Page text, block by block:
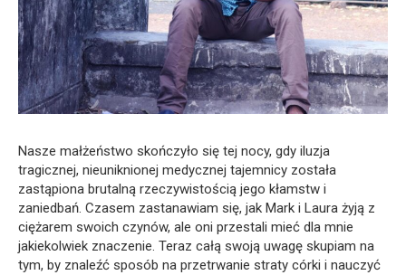
Nasze małżeństwo skończyło się tej nocy, gdy iluzja
tragicznej, nieuniknionej medycznej tajemnicy została
zastąpiona brutalną rzeczywistością jego kłamstw i
zaniedbań. Czasem zastanawiam się, jak Mark i Laura żyją z
ciężarem swoich czynów, ale oni przestali mieć dla mnie
jakiekolwiek znaczenie. Teraz całą swoją uwagę skupiam na
tym, by znaleźć sposób na przetrwanie straty córki i nauczyć